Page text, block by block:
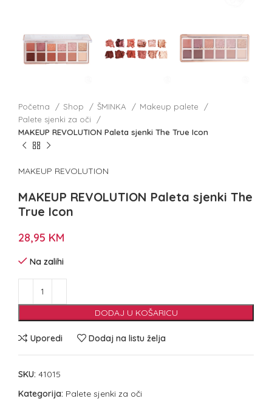
Početna Shop ŠMINKA
Makeup palete
Palete sjenki za oči
MAKEUP REVOLUTION Paleta sjenki The True Icon
MAKEUP REVOLUTION
MAKEUP REVOLUTION Paleta sjenki The
True Icon
28,95 KM
Na zalihi
DODAJ U KOŠARICU
Uporedi Dodaj na listu želja
SKU: 41015
Kategorija: Palete sjenki za oči